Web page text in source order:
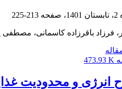
213-225
فرزاد باقرزاده کاسمانی،
473.93 K
انرژی و محدودیت